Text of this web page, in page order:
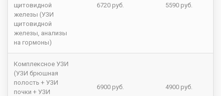
щитовидной
железы (УЗИ
щитовидной
железы, анализы
на гормоны)
6720 руб. 5590 руб.
Комплексное УЗИ
(УЗИ брюшная
полость + УЗИ
почки + УЗИ
6900 руб. 4900 руб.